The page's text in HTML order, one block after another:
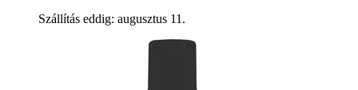
Szállítás eddig: augusztus 11.